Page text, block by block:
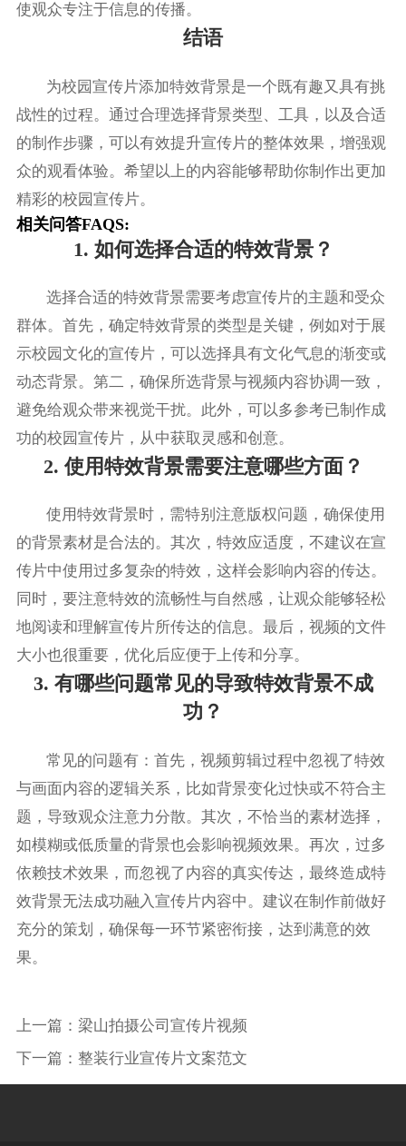
使观众专注于信息的传播。
结语
为校园宣传片添加特效背景是一个既有趣又具有挑
战性的过程。通过合理选择背景类型、工具，以及合适
的制作步骤，可以有效提升宣传片的整体效果，增强观
众的观看体验。希望以上的内容能够帮助你制作出更加
精彩的校园宣传片。
相关问答FAQS:
1. 如何选择合适的特效背景？
选择合适的特效背景需要考虑宣传片的主题和受众
群体。首先，确定特效背景的类型是关键，例如对于展
示校园文化的宣传片，可以选择具有文化气息的渐变或
动态背景。第二，确保所选背景与视频内容协调一致，
避免给观众带来视觉干扰。此外，可以多参考已制作成
功的校园宣传片，从中获取灵感和创意。
2. 使用特效背景需要注意哪些方面？
使用特效背景时，需特别注意版权问题，确保使用
的背景素材是合法的。其次，特效应适度，不建议在宣
传片中使用过多复杂的特效，这样会影响内容的传达。
同时，要注意特效的流畅性与自然感，让观众能够轻松
地阅读和理解宣传片所传达的信息。最后，视频的文件
大小也很重要，优化后应便于上传和分享。
3. 有哪些问题常见的导致特效背景不成
功？
常见的问题有：首先，视频剪辑过程中忽视了特效
与画面内容的逻辑关系，比如背景变化过快或不符合主
题，导致观众注意力分散。其次，不恰当的素材选择，
如模糊或低质量的背景也会影响视频效果。再次，过多
依赖技术效果，而忽视了内容的真实传达，最终造成特
效背景无法成功融入宣传片内容中。建议在制作前做好
充分的策划，确保每一环节紧密衔接，达到满意的效
果。
上一篇： 梁山拍摄公司宣传片视频
下一篇： 整装行业宣传片文案范文